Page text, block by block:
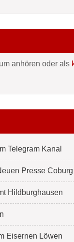
anhören oder als
Telegram Kanal
Presse
Hildburghausen
Eisernen Löwen